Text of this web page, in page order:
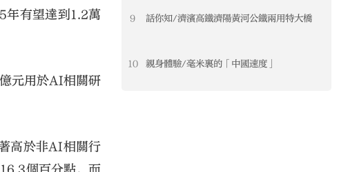
年有望達到1.2萬
元用於AI相關研
高於非AI相關行
9 話你知/濟濱高鐵濟陽黃河公鐵兩用特大橋
10 親身體驗/毫米裏的「中國速度」